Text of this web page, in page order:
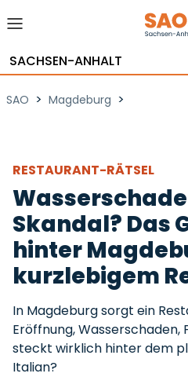
SACHSEN-ANHALT
SAO > Magdeburg >
RESTAURANT-RÄTSEL
Skandal? Das
hinter
kurzlebigem
In Magdeburg sorgt ein
Eröffnung, Wasserschaden,
steckt wirklich hinter dem
Italian?